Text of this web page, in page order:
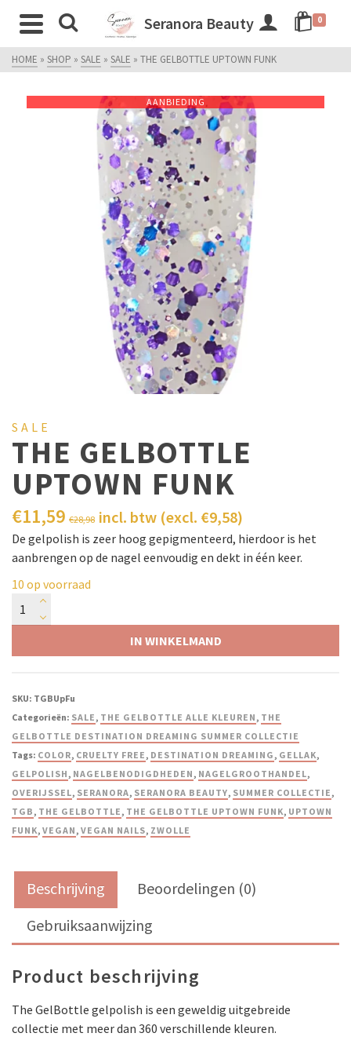
Seranora Beauty 0
HOME » SHOP » SALE » SALE » THE GELBOTTLE UPTOWN FUNK
AANBIEDING
SALE
THE GELBOTTLE
UPTOWN FUNK
€28,98
€11,59 incl. btw (excl. €9,58)
De gelpolish is zeer hoog gepigmenteerd, hierdoor is het
aanbrengen op de nagel eenvoudig en dekt in één keer.
10 op voorraad
IN WINKELMAND
SKU: TGBUpFu
Categorieën: SALE, THE GELBOTTLE ALLE KLEUREN, THE
GELBOTTLE DESTINATION DREAMING SUMMER COLLECTIE
Tags: COLOR, CRUELTY FREE, DESTINATION DREAMING, GELLAK,
GELPOLISH, NAGELBENODIGDHEDEN, NAGELGROOTHANDEL,
OVERIJSSEL, SERANORA, SERANORA BEAUTY, SUMMER COLLECTIE,
TGB, THE GELBOTTLE, THE GELBOTTLE UPTOWN FUNK, UPTOWN
FUNK, VEGAN, VEGAN NAILS, ZWOLLE
Beschrijving
Beoordelingen (0)
Gebruiksaanwijzing
Product beschrijving
The GelBottle gelpolish is een geweldig uitgebreide
collectie met meer dan 360 verschillende kleuren.